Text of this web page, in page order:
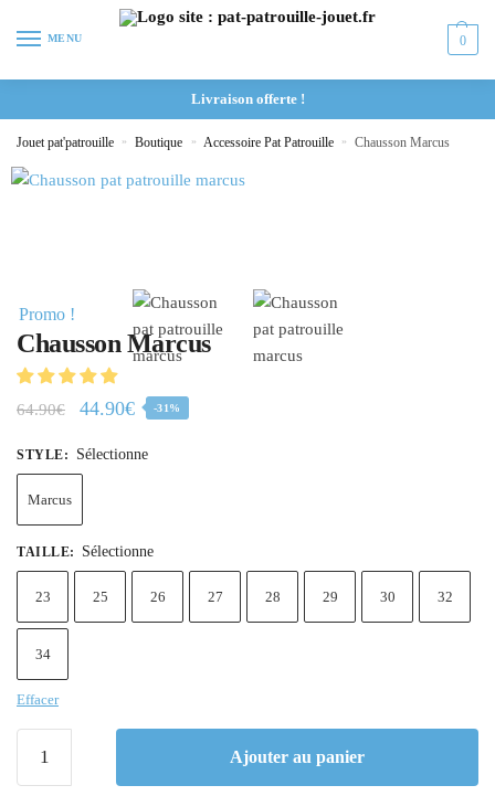
MENU 0
Livraison offerte !
Jouet pat'patrouille » Boutique » Accessoire Pat Patrouille » Chausson Marcus
Promo !
Chausson Marcus
64.90€ 44.90€ -31%
STYLE: Sélectionne
Marcus
TAILLE: Sélectionne
23 25 26 27 28 29 30 32
34
Effacer
Ajouter au panier